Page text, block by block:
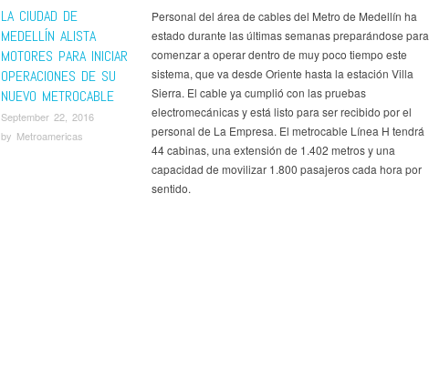
LA CIUDAD DE
MEDELLÍN ALISTA
MOTORES PARA INICIAR
OPERACIONES DE SU
NUEVO METROCABLE
September 22, 2016
by Metroamericas
Personal del área de cables del Metro de Medellín ha
estado durante las últimas semanas preparándose para
comenzar a operar dentro de muy poco tiempo este
sistema, que va desde Oriente hasta la estación Villa
Sierra. El cable ya cumplió con las pruebas
electromecánicas y está listo para ser recibido por el
personal de La Empresa. El metrocable Línea H tendrá
44 cabinas, una extensión de 1.402 metros y una
capacidad de movilizar 1.800 pasajeros cada hora por
sentido.